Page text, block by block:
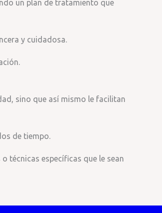
un plan de tratamiento que
y cuidadosa.
sino que así mismo le facilitan
de tiempo.
técnicas específicas que le sean